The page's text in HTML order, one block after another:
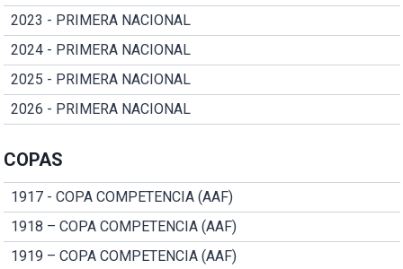
2023 - PRIMERA NACIONAL
2024 - PRIMERA NACIONAL
2025 - PRIMERA NACIONAL
2026 - PRIMERA NACIONAL
COPAS
1917 - COPA COMPETENCIA (AAF)
1918 – COPA COMPETENCIA (AAF)
1919 – COPA COMPETENCIA (AAF)